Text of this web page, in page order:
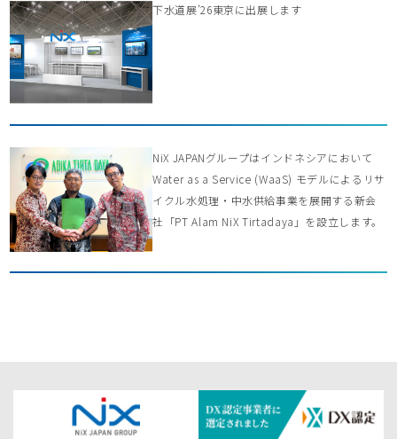
下水道展’26東京に出展します
NiX JAPANグループはインドネシアにおいて
Water as a Service (WaaS) モデルによるリサ
イクル水処理・中水供給事業を展開する新会
社「PT Alam NiX Tirtadaya」を設立します。